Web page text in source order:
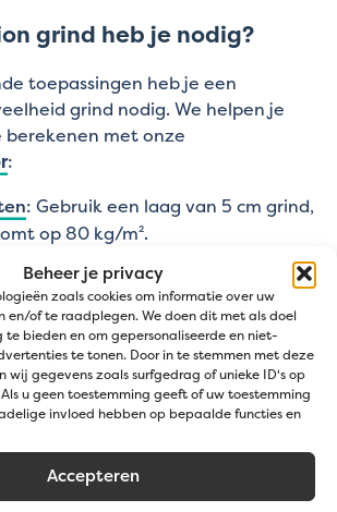
Beheer je privacy
zoals cookies om informatie over uw
of te raadplegen. We doen dit met als doel
te bieden en om gepersonaliseerde en niet-
te tonen. Door in te stemmen met deze
wij gegevens zoals surfgedrag of unieke ID's op
u geen toestemming geeft of uw toestemming
invloed hebben op bepaalde functies en
Accepteren
grind heb je nodig?
toepassingen heb je een
grind nodig. We helpen je
met onze
:
: Gebruik een laag van 5 cm grind,
op 80 kg/m².
en tuinpaden: Gebruik een laag
wat overeenkomt met 65
of bodembedekking: Met de
volstaat een laag van 3cm,
op 50kg/m². Met een anti-
is het een laag van 5cm wat
80 kg/m²
& beschikbare fracties